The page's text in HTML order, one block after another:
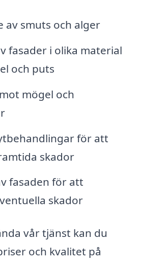
av smuts och alger
fasader i olika material
och puts
mögel och
för att
skador
fasaden för att
skador
vår tjänst kan du
och kvalitet på